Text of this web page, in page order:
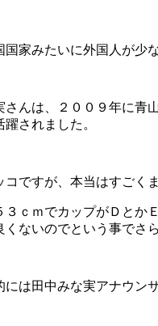
国家みたいに外国人が少
さんは、２００９年に青
躍されました。
コですが、本当はすごく
３ｃｍでカップがＤとか
くないのでという事でさ
には田中みな実アナウン